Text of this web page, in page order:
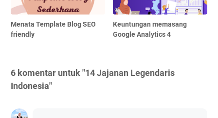
Menata Template Blog SEO
friendly
Keuntungan memasang
Google Analytics 4
6 komentar untuk "14 Jajanan Legendaris
Indonesia"